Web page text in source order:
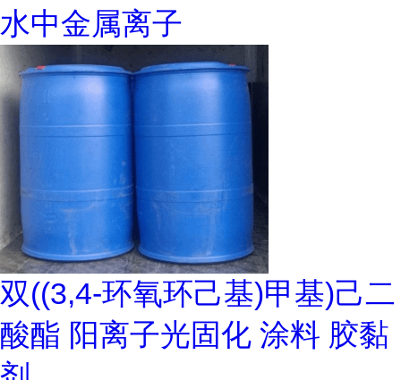
水中金属离子
双((3,4-环氧环己基)甲基)己二
酸酯 阳离子光固化 涂料 胶黏